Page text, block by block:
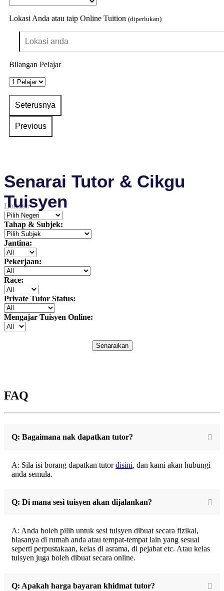
Lokasi Anda atau taip Online Tuition (diperlukan)
Bilangan Pelajar
Senarai Tutor & Cikgu
Tuisyen
Lokasi:
Tahap & Subjek:
Jantina:
Pekerjaan:
Race:
Private Tutor Status:
Mengajar Tuisyen Online:
Senaraikan
FAQ
Q: Bagaimana nak dapatkan tutor?
A: Sila isi borang dapatkan tutordisini, dan kami akan hubungi
anda semula.
Q: Di mana sesi tuisyen akan dijalankan?
A: Anda boleh pilih untuk sesi tuisyen dibuat secara fizikal,
biasanya di rumah anda atau tempat-tempat lain yang sesuai
seperti perpustakaan, kelas di asrama, di pejabat etc. Atau kelas
tuisyen juga boleh dibuat secara online.
Q: Apakah harga bayaran khidmat tutor?